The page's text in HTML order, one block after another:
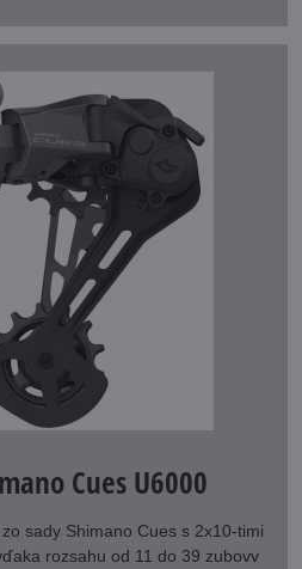
Cues U6000
sady Shimano Cues s 2x10-timi
rozsahu od 11 do 39 zubovv